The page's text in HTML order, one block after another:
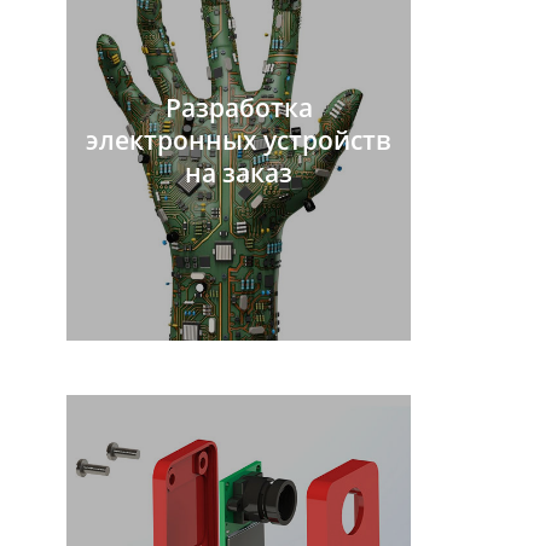
Разработка
электронных устройств
на заказ